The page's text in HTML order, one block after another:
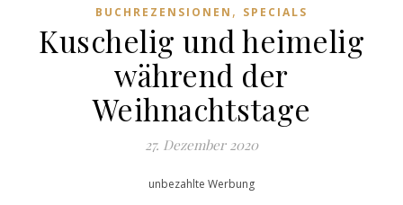
BUCHREZENSIONEN , SPECIALS
Kuschelig und heimelig
während der
Weihnachtstage
27. Dezember 2020
unbezahlte Werbung